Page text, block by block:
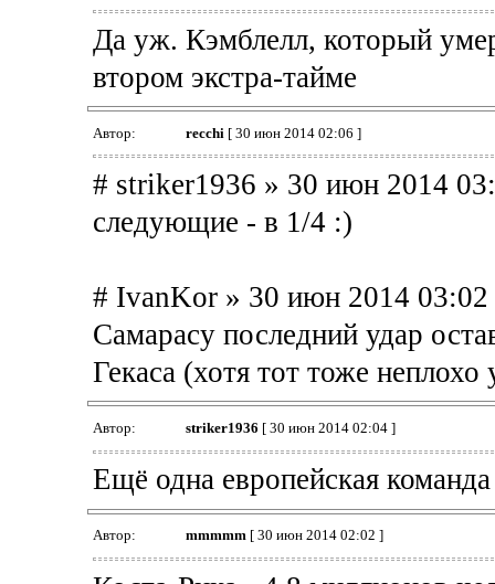
Да уж. Кэмблелл, который
втором экстра-тайме
Автор: recchi [ 30 июн 2014 02:06 ]
# striker1936 » 30 июн 2014
следующие - в 1/4 :)
# IvanKor » 30 июн 2014 03:02
Самарасу последний удар
Гекаса (хотя тот тоже неплохо
Автор: striker1936 [ 30 июн 2014 02:04 ]
Ещё одна европейская
Автор: mmmmm[ 30 июн 2014 02:02 ]